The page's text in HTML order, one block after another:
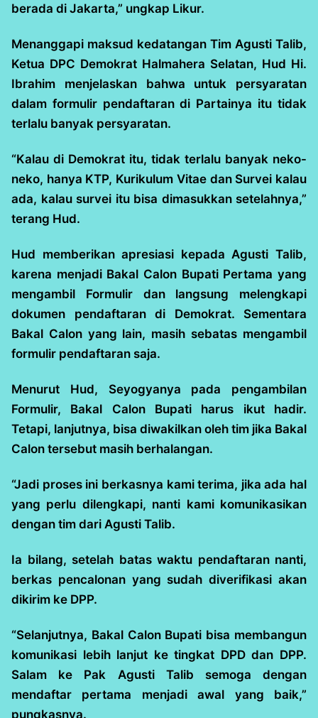
berada di Jakarta,” ungkap Likur.
Menanggapi maksud kedatangan Tim Agusti Talib,
Ketua DPC Demokrat Halmahera Selatan, Hud Hi.
Ibrahim menjelaskan bahwa untuk persyaratan
dalam formulir pendaftaran di Partainya itu tidak
terlalu banyak persyaratan.
“Kalau di Demokrat itu, tidak terlalu banyak neko-
neko, hanya KTP, Kurikulum Vitae dan Survei kalau
ada, kalau survei itu bisa dimasukkan setelahnya,”
terang Hud.
Hud memberikan apresiasi kepada Agusti Talib,
karena menjadi Bakal Calon Bupati Pertama yang
mengambil Formulir dan langsung melengkapi
dokumen pendaftaran di Demokrat. Sementara
Bakal Calon yang lain, masih sebatas mengambil
formulir pendaftaran saja.
Menurut Hud, Seyogyanya pada pengambilan
Formulir, Bakal Calon Bupati harus ikut hadir.
Tetapi, lanjutnya, bisa diwakilkan oleh tim jika Bakal
Calon tersebut masih berhalangan.
“Jadi proses ini berkasnya kami terima, jika ada hal
yang perlu dilengkapi, nanti kami komunikasikan
dengan tim dari Agusti Talib.
Ia bilang, setelah batas waktu pendaftaran nanti,
berkas pencalonan yang sudah diverifikasi akan
dikirim ke DPP.
“Selanjutnya, Bakal Calon Bupati bisa membangun
komunikasi lebih lanjut ke tingkat DPD dan DPP.
Salam ke Pak Agusti Talib semoga dengan
mendaftar pertama menjadi awal yang baik,”
pungkasnya.